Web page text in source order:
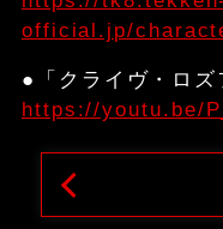
official.jp/
●「クライヴ・ロ
https://youtu.be/